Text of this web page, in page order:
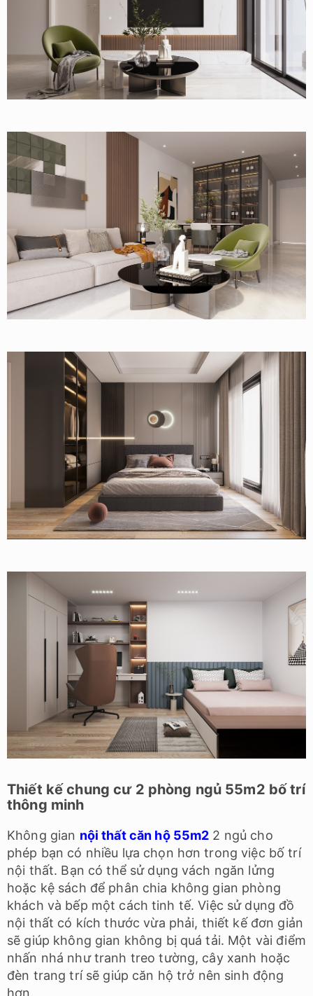
Thiết kế chung cư 2 phòng ngủ 55m2 bố trí
thông minh
Không gian nội thất căn hộ 55m2 2 ngủ cho
phép bạn có nhiều lựa chọn hơn trong việc bố trí
nội thất. Bạn có thể sử dụng vách ngăn lửng
hoặc kệ sách để phân chia không gian phòng
khách và bếp một cách tinh tế. Việc sử dụng đồ
nội thất có kích thước vừa phải, thiết kế đơn giản
sẽ giúp không gian không bị quá tải. Một vài điểm
nhấn nhá như tranh treo tường, cây xanh hoặc
đèn trang trí sẽ giúp căn hộ trở nên sinh động
hơn.